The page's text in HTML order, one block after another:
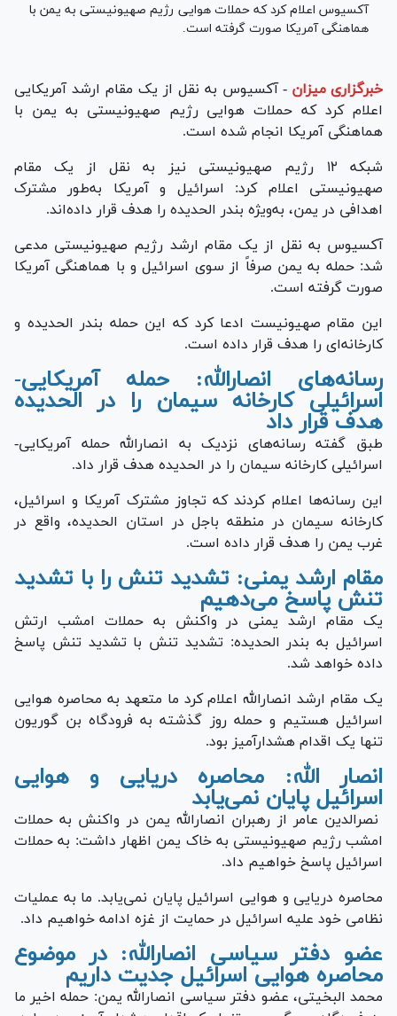
آکسیوس اعلام کرد که حملات هوایی رژیم صهیونیستی به یمن با
هماهنگی آمریکا صورت گرفته است.
خبرگزاری میزان - آکسیوس به نقل از یک مقام ارشد آمریکایی
اعلام کرد که حملات هوایی رژیم صهیونیستی به یمن با
هماهنگی آمریکا انجام شده است.
شبکه ۱۲ رژیم صهیونیستی نیز به نقل از یک مقام
صهیونیستی اعلام کرد: اسرائیل و آمریکا به‌طور مشترک
اهدافی در یمن، به‌ویژه بندر الحدیده را هدف قرار داده‌اند.
آکسیوس به نقل از یک مقام ارشد رژیم صهیونیستی مدعی
شد: حمله به یمن صرفاً از سوی اسرائیل و با هماهنگی آمریکا
صورت گرفته است.
این مقام صهیونیست ادعا کرد که این حمله بندر الحدیده و
کارخانه‌ای را هدف قرار داده است.
رسانه‌های انصارالله: حمله آمریکایی-
اسرائیلی کارخانه سیمان را در الحدیده
هدف قرار داد
طبق گفته رسانه‌های نزدیک به انصارالله حمله آمریکایی-
اسرائیلی کارخانه سیمان را در الحدیده هدف قرار داد.
این رسانه‌ها اعلام کردند که تجاوز مشترک آمریکا و اسرائیل،
کارخانه سیمان در منطقه باجل در استان الحدیده، واقع در
غرب یمن را هدف قرار داده است.
مقام ارشد یمنی: تشدید تنش را با تشدید
تنش پاسخ می‌دهیم
یک مقام ارشد یمنی در واکنش به حملات امشب ارتش
اسرائیل به بندر الحدیده: تشدید تنش با تشدید تنش پاسخ
داده خواهد شد.
یک مقام ارشد انصارالله اعلام کرد ما متعهد به محاصره هوایی
اسرائیل هستیم و حمله روز گذشته به فرودگاه بن گوریون
تنها یک اقدام هشدارآمیز بود.
انصار الله: محاصره دریایی و هوایی
اسرائیل پایان نمی‌یابد
نصرالدین عامر از رهبران انصارالله یمن در واکنش به حملات
امشب رژیم صهیونیستی به خاک یمن اظهار داشت: به حملات
اسرائیل پاسخ خواهیم داد.
محاصره دریایی و هوایی اسرائیل پایان نمی‌یابد. ما به عملیات
نظامی خود علیه اسرائیل در حمایت از غزه ادامه خواهیم داد.
عضو دفتر سیاسی انصارالله: در موضوع
محاصره هوایی اسرائیل جدیت داریم
محمد البخیتی، عضو دفتر سیاسی انصارالله یمن: حمله اخیر ما